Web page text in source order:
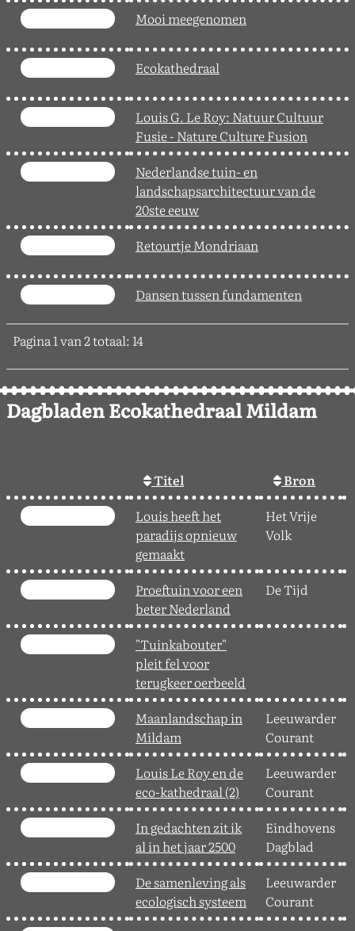
Pagina 1 van 2 totaal: 14
Mooi meegenomen
Ecokathedraal
Louis G. Le Roy: Natuur Cultuur
Fusie - Nature Culture Fusion
Nederlandse tuin- en
landschapsarchitectuur van de
20ste eeuw
Retourtje Mondriaan
Dansen tussen fundamenten
Dagbladen Ecokathedraal Mildam
Titel
Bron
Louis heeft het
paradijs opnieuw
gemaakt
Het Vrije
Volk
Proeftuin voor een
beter Nederland
De Tijd
"Tuinkabouter"
pleit fel voor
terugkeer oerbeeld
Maanlandschap in
Mildam
Leeuwarder
Courant
Louis Le Roy en de
eco-kathedraal (2)
Leeuwarder
Courant
In gedachten zit ik
al in het jaar 2500
Eindhovens
Dagblad
De samenleving als
ecologisch systeem
Leeuwarder
Courant